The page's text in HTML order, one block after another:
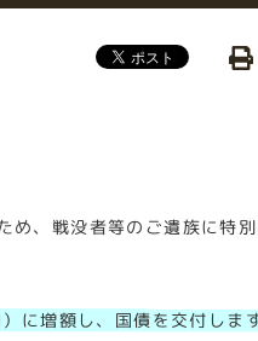
め、戦没者等のご遺族に特
に増額し、国債を交付します